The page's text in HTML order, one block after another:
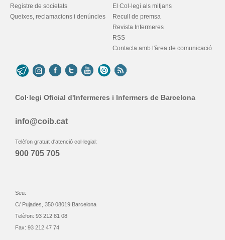
Registre de societats
Queixes, reclamacions i denúncies
El Col·legi als mitjans
Recull de premsa
Revista Infermeres
RSS
Contacta amb l'àrea de comunicació
Col·legi Oficial d'Infermeres i Infermers de Barcelona
info@coib.cat
Telèfon gratuït d'atenció col·legial:
900 705 705
Seu:
C/ Pujades, 350 08019 Barcelona
Telèfon: 93 212 81 08
Fax: 93 212 47 74